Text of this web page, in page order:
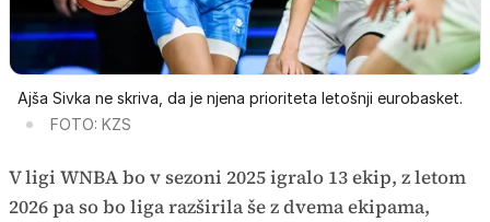
Ajša Sivka ne skriva, da je njena prioriteta letošnji eurobasket.
FOTO: KZS
V ligi WNBA bo v sezoni 2025 igralo 13 ekip, z letom
2026 pa so bo liga razširila še z dvema ekipama,